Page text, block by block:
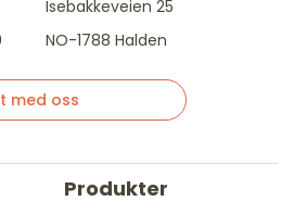
Isebakkeveien 25
NO-1788 Halden
med oss
Produkter